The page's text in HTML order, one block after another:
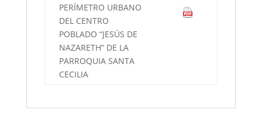
PERÍMETRO URBANO
DEL CENTRO
POBLADO “JESÚS DE
NAZARETH” DE LA
PARROQUIA SANTA
CECILIA